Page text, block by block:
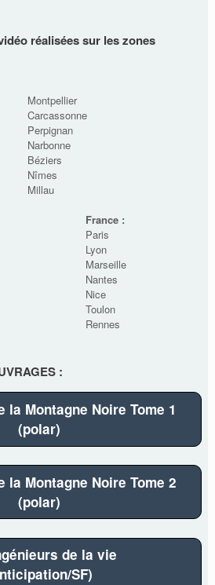
réalisées sur les zones
Montpellier
Carcassonne
Perpignan
Narbonne
Béziers
Nîmes
Millau
France :
Paris
Lyon
Marseille
Nantes
Nice
Toulon
Rennes
:
la Montagne Noire Tome 1
(polar)
la Montagne Noire Tome 2
(polar)
de la vie
SF)